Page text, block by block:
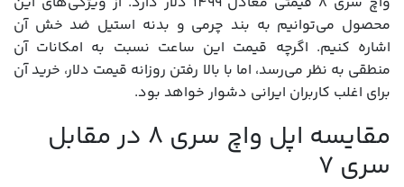
محصول می‌توانیم به بند چرمی و بدنه استیل ضد خش آن
اشاره کنیم. اگرچه قیمت این ساعت نسبت به امکانات آن
منطقی به نظر می‌رسد، اما با بالا رفتن روزانه قیمت دلار، خرید آن
برای اغلب کاربران ایرانی دشوار خواهد بود.
مقایسه اپل واچ سری 8 در مقابل
سری 7